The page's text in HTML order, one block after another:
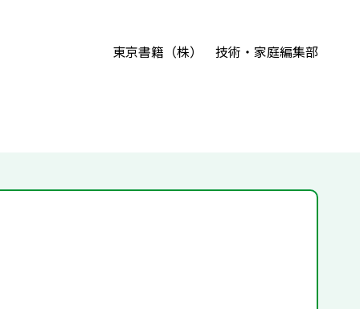
東京書籍（株） 技術・家庭編集部